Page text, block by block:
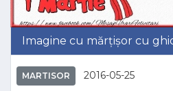
Imagine cu mărțișor cu
MARTISOR 2016-05-25